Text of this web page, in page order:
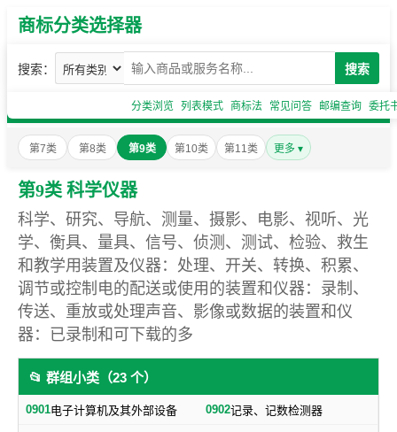
商标分类选择器
搜索： 搜索
分类浏览 列表模式 商标法 常见问答 邮编查询 委托
第7类 第8类 第9类 第10类 第11类 更多 ▾
第9类 科学仪器
科学、研究、导航、测量、摄影、电影、视听、光
学、衡具、量具、信号、侦测、测试、检验、救生
和教学用装置及仪器：处理、开关、转换、积累、
调节或控制电的配送或使用的装置和仪器：录制、
传送、重放或处理声音、影像或数据的装置和仪
器：已录制和可下载的多
📂 群组小类（23 个）
0901电子计算机及其外部设备 0902记录、记数检测器